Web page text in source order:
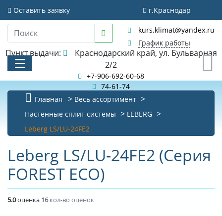
Оставить заявку г.Краснодар
kurs.klimat@yandex.ru
График работы
Пункт выдачи:
2/2
+7-906-692-60-68
74-61-74
КАТАЛОГ
АКЦИИ И РАСПРОДАЖИ
БИБЛИОТЕКА
НОВОСТИ
Главная
Весь ассортимент
Настенные сплит системы
LEBERG
Leberg LS/LU-24FE2
Leberg LS/LU-24FE2 (Серия
FOREST ECO)
5.0оценка 16кол-во оценок